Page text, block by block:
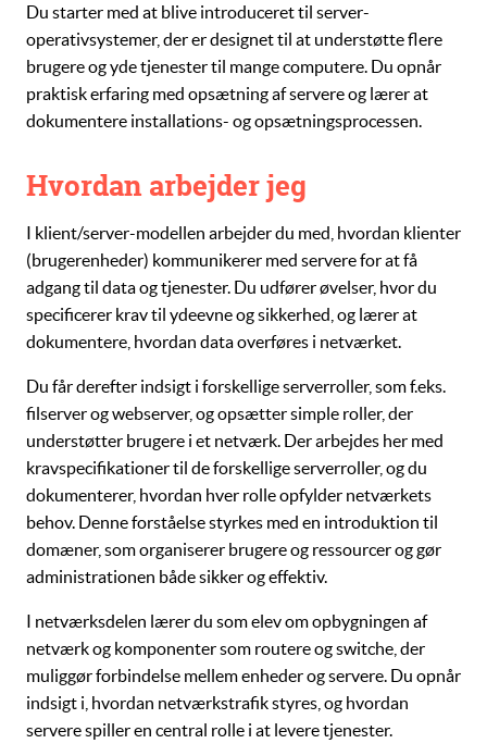
Du starter med at blive introduceret til server-
operativsystemer, der er designet til at understøtte flere
brugere og yde tjenester til mange computere. Du opnår
praktisk erfaring med opsætning af servere og lærer at
dokumentere installations- og opsætningsprocessen.
Hvordan arbejder jeg
I klient/server-modellen arbejder du med, hvordan klienter
(brugerenheder) kommunikerer med serverefor at få
adgang til data og tjenester. Du udfører øvelser, hvor du
specificerer krav til ydeevne og sikkerhed, og lærer at
dokumentere, hvordan data overføres i netværket.
Du får derefter indsigt i forskelligeserverroller, som f.eks.
filserverogwebserver, og opsætter simple roller, der
understøtter brugere i et netværk. Der arbejdes her med
kravspecifikationertil de forskellige serverroller, og du
dokumenterer, hvordan hver rolle opfylder netværkets
behov. Denne forståelse styrkes med en introduktion til
domæner, som organiserer brugere og ressourcer og gør
administrationen både sikker og effektiv.
I netværksdelen lærer du som elev om opbygningen af
netværkog komponentersom routereogswitche , der
muliggør forbindelse mellem enheder og servere. Du opnår
indsigt i, hvordan netværkstrafik styres, og hvordan
servere spiller en central rolle i at levere tjenester.